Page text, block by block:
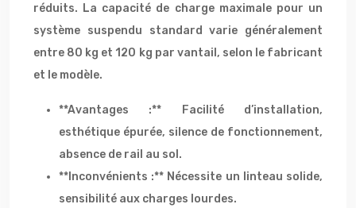
réduits. La capacité de charge maximale pour un
système suspendu standard varie généralement
entre 80 kg et 120 kg par vantail, selon le fabricant
et le modèle.
**Avantages :** Facilité d’installation,
esthétique épurée, silence de fonctionnement,
absence de rail au sol.
**Inconvénients :** Nécessite un linteau solide,
sensibilité aux charges lourdes.